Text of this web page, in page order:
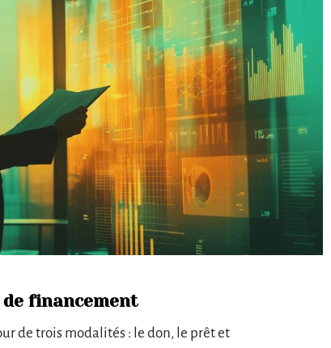
financement
de trois modalités : le don, le prêt et